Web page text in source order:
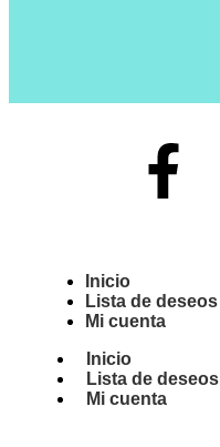
Inicio
Lista de deseos
Mi cuenta
Inicio
Lista de deseos
Mi cuenta